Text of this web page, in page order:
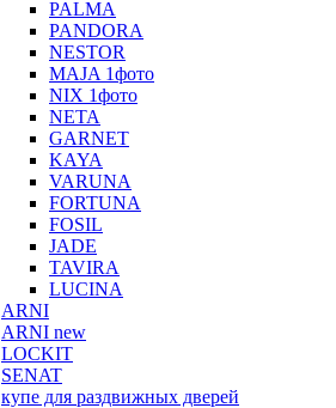
PALMA
PANDORA
NESTOR
MAJA 1фото
NIX 1фото
NETA
GARNET
KAYA
VARUNA
FORTUNA
FOSIL
JADE
TAVIRA
LUCINA
ARNI
ARNI new
LOCKIT
SENAT
купе для раздвижных дверей